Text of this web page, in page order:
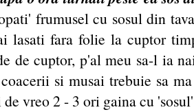
frumusel cu sosul din
lasati fara folie la cuptor
de cuptor, p'al meu sa-l ia
si musai trebuie sa
de vreo 2 - 3 ori gaina cu